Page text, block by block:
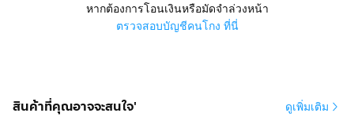
หากต้องการโอนเงินหรือมัดจำล่วงหน้า
ตรวจสอบบัญชีคนโกง ที่นี่
สินค้าที่คุณอาจจะสนใจ' ดูเพิ่มเติม